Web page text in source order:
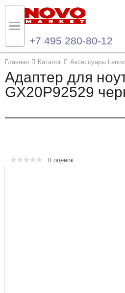
+7 495 280-80-12
Главная Каталог Аксессуары
Адаптер для
GX20P92529
0 оценок
Назад
Каталог продукции
Назад
Контакты